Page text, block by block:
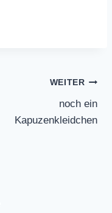
WEITER
noch ein
Kapuzenkleidchen